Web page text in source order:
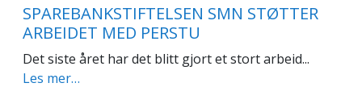
SPAREBANKSTIFTELSEN SMN STØTTER
ARBEIDET MED PERSTU
Det siste året har det blitt gjort et stort arbeid...
Les mer…